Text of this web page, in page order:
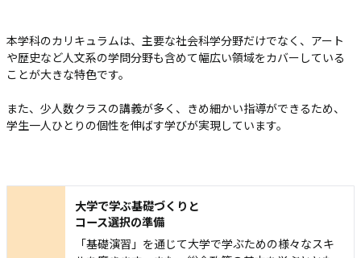
本学科のカリキュラムは、主要な社会科学分野だけでなく、 アート
や歴史など人文系の学問分野も含めて幅広い領域をカバーしている
ことが大きな特色です。
また、少人数クラスの講義が多く、きめ細かい指導ができるため、
学生一人ひとりの個性を伸ばす学びが実現しています。
大学で学ぶ基礎づくりと
コース選択の準備
「基礎演習」を通じて大学で学ぶための様々なスキ